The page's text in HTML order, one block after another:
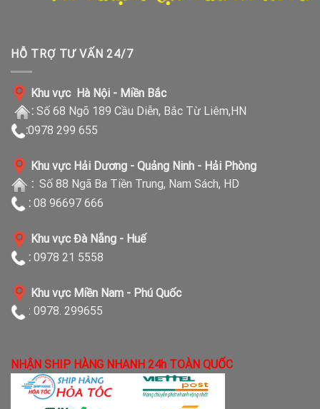
HỖ TRỢ TƯ VẤN 24/7
Khu vực Hà Nội - Miền Bắc
: Số 68 Ngõ 189 Cầu Diễn, Bắc Từ Liêm,HN
:0978 299 655
Khu vực Hải Dương - Quảng Ninh - Hải Phòng
: Số 88 Ngã Ba Tiền Trung, Nam Sách, HD
: 08 96697 666
Khu vực Đà Nẵng - Huế
: 0978 21 5558
Khu vực Miền Nam - Phú Quốc
: 0978. 299655
NHẬN SHIP HÀNG NHANH 24h TOÀN QUỐC